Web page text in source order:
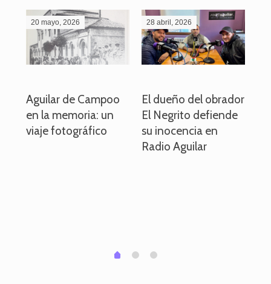
20 mayo, 2026
Aguilar de Campoo
en la memoria: un
viaje fotográfico
28 abril, 2026
El dueño del obrador
El Negrito defiende
su inocencia en
Radio Aguilar
0 1 2